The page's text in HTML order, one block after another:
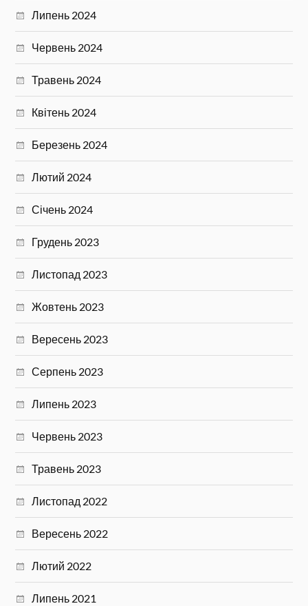
Липень 2024
Червень 2024
Травень 2024
Квітень 2024
Березень 2024
Лютий 2024
Січень 2024
Грудень 2023
Листопад 2023
Жовтень 2023
Вересень 2023
Серпень 2023
Липень 2023
Червень 2023
Травень 2023
Листопад 2022
Вересень 2022
Лютий 2022
Липень 2021